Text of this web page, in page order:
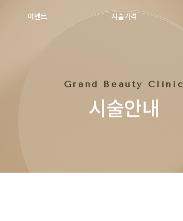
이벤트 시술가격
Grand Beauty Clinic
시술안내